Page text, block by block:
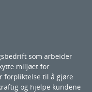
som arbeider
miljøet for
forpliktelse til å gjøre
og hjelpe kundene